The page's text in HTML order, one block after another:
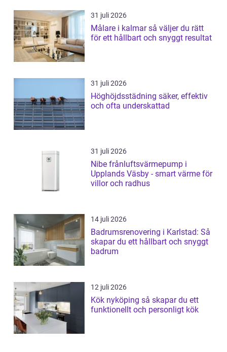
31 juli 2026
Målare i kalmar så väljer du rätt
för ett hållbart och snyggt resultat
31 juli 2026
Höghöjdsstädning säker, effektiv
och ofta underskattad
31 juli 2026
Nibe frånluftsvärmepump i
Upplands Väsby - smart värme för
villor och radhus
14 juli 2026
Badrumsrenovering i Karlstad: Så
skapar du ett hållbart och snyggt
badrum
12 juli 2026
Kök nyköping så skapar du ett
funktionellt och personligt kök